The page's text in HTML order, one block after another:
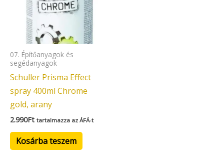
07. Építőanyagok és
segédanyagok
Schuller Prisma Effect
spray 400ml Chrome
gold, arany
2.990Ft tartalmazza az ÁFÁ-t
Kosárba teszem